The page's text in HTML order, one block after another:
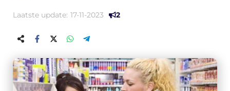
Laatste update: 17-11-2023 2